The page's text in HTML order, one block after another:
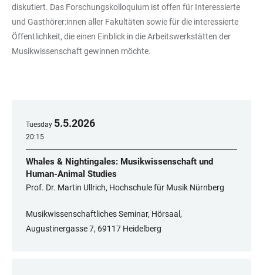
diskutiert. Das Forschungskolloquium ist offen für Interessierte
und Gasthörer:innen aller Fakultäten sowie für die interessierte
Öffentlichkeit, die einen Einblick in die Arbeitswerkstätten der
Musikwissenschaft gewinnen möchte.
Tuesday 5.5.2026
20:15
Whales & Nightingales: Musikwissenschaft und
Human-Animal Studies
Prof. Dr. Martin Ullrich, Hochschule für Musik Nürnberg
Musikwissenschaftliches Seminar, Hörsaal,
Augustinergasse 7, 69117 Heidelberg